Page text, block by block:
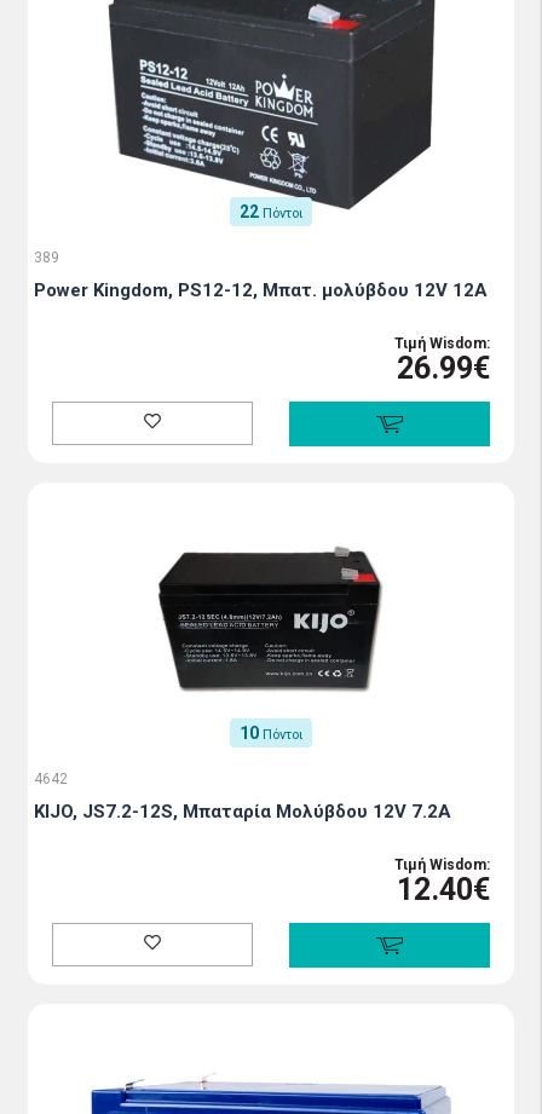
22 Πόντοι
389
Power Kingdom, PS12-12, Μπατ. μολύβδου 12V 12A
Τιμή Wisdom:
26.99€
10 Πόντοι
4642
KIJO, JS7.2-12S, Μπαταρία Μολύβδου 12V 7.2Α
Τιμή Wisdom:
12.40€